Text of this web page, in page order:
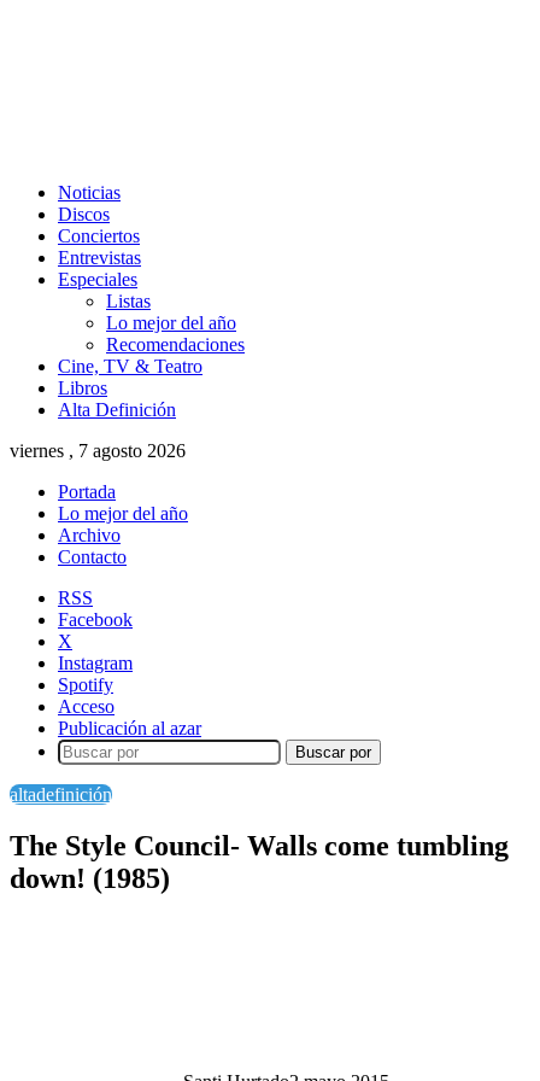
Noticias
Discos
Conciertos
Entrevistas
Especiales
Listas
Lo mejor del año
Recomendaciones
Cine, TV & Teatro
Libros
Alta Definición
viernes , 7 agosto 2026
Portada
Lo mejor del año
Archivo
Contacto
RSS
Facebook
X
Instagram
Spotify
Acceso
Publicación al azar
Buscar por
altadefinición
The Style Council- Walls come tumbling
down! (1985)